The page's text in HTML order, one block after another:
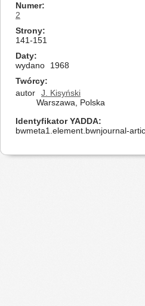
Numer
2
Strony
141-151
Daty
wydano
1968
Twórcy
autor
J. Kisyński
Warszawa, Polska
Identyfikator YADDA
bwmeta1.element.bwnjournal-